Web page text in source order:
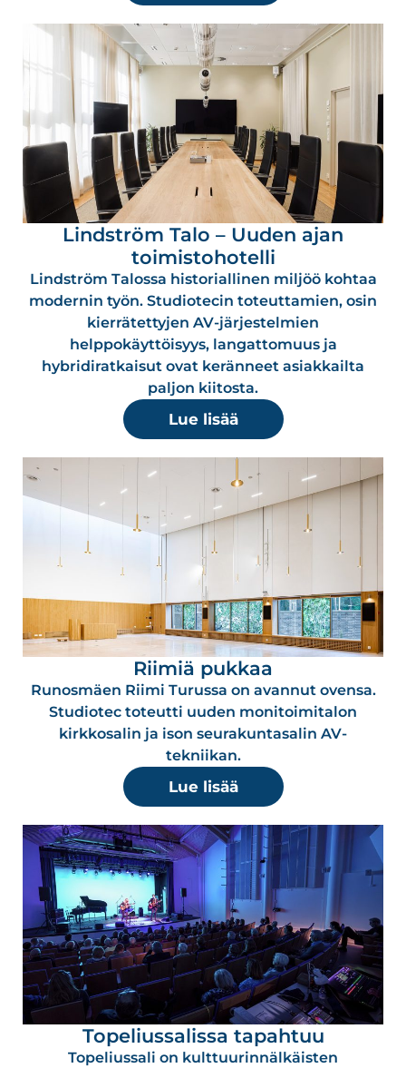
Lindström Talo – Uuden ajan
toimistohotelli
Lindström Talossa historiallinen miljöö kohtaa
modernin työn. Studiotecin toteuttamien, osin
kierrätettyjen AV-järjestelmien
helppokäyttöisyys, langattomuus ja
hybridiratkaisut ovat keränneet asiakkailta
paljon kiitosta.
Lue lisää
Riimiä pukkaa
Runosmäen Riimi Turussa on avannut ovensa.
Studiotec toteutti uuden monitoimitalon
kirkkosalin ja ison seurakuntasalin AV-
tekniikan.
Lue lisää
Topeliussalissa tapahtuu
Topeliussali on kulttuurinnälkäisten